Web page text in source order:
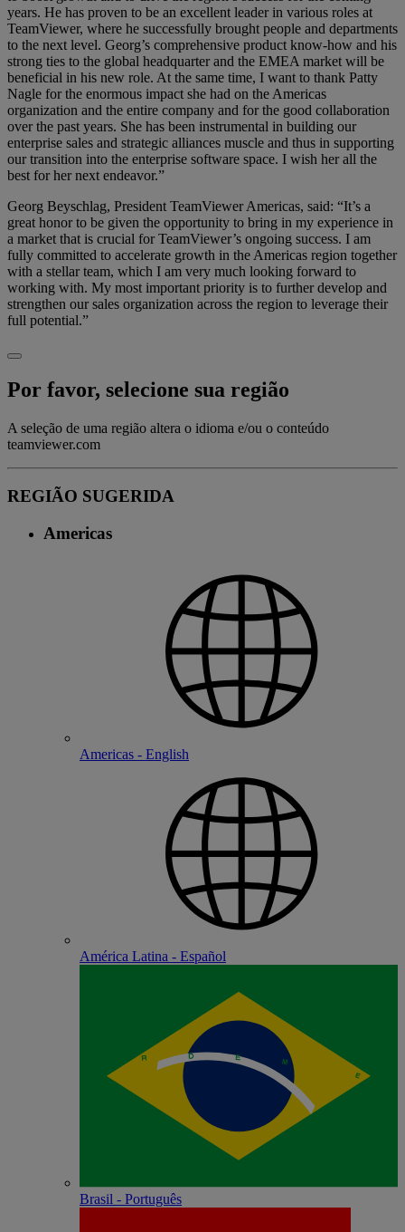
years. He has proven to be an excellent leader in various roles at
TeamViewer, where he successfully brought people and departments
to the next level. Georg’s comprehensive product know-how and his
strong ties to the global headquarter and the EMEA market will be
beneficial in his new role. At the same time, I want to thank Patty
Nagle for the enormous impact she had on the Americas
organization and the entire company and for the good collaboration
over the past years. She has been instrumental in building our
enterprise sales and strategic alliances muscle and thus in supporting
our transition into the enterprise software space. I wish her all the
best for her next endeavor.”
Georg Beyschlag, President TeamViewer Americas, said: “It’s a
great honor to be given the opportunity to bring in my experience in
a market that is crucial for TeamViewer’s ongoing success. I am
fully committed to accelerate growth in the Americas region together
with a stellar team, which I am very much looking forward to
working with. My most important priority is to further develop and
strengthen our sales organization across the region to leverage their
full potential.”
Por favor, selecione sua região
A seleção de uma região altera o idioma e/ou o conteúdo
teamviewer.com
REGIÃO SUGERIDA
Americas
Americas - English
América Latina - Español
Brasil - Português